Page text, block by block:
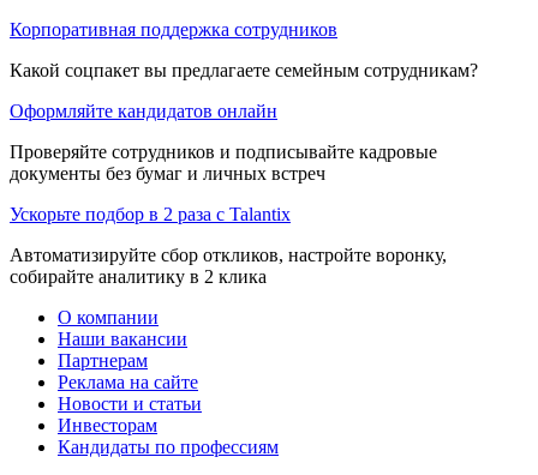
Корпоративная поддержка сотрудников
Какой соцпакет вы предлагаете семейным сотрудникам?
Оформляйте кандидатов онлайн
Проверяйте сотрудников и подписывайте кадровые
документы без бумаг и личных встреч
Ускорьте подбор в 2 раза с Talantix
Автоматизируйте сбор откликов, настройте воронку,
собирайте аналитику в 2 клика
О компании
Наши вакансии
Партнерам
Реклама на сайте
Новости и статьи
Инвесторам
Кандидаты по профессиям